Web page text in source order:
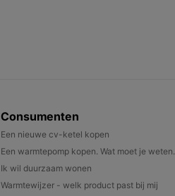
Consumenten
Een nieuwe cv-ketel kopen
Een warmtepomp kopen. Wat moet je weten.
Ik wil duurzaam wonen
Warmtewijzer - welk product past bij mij